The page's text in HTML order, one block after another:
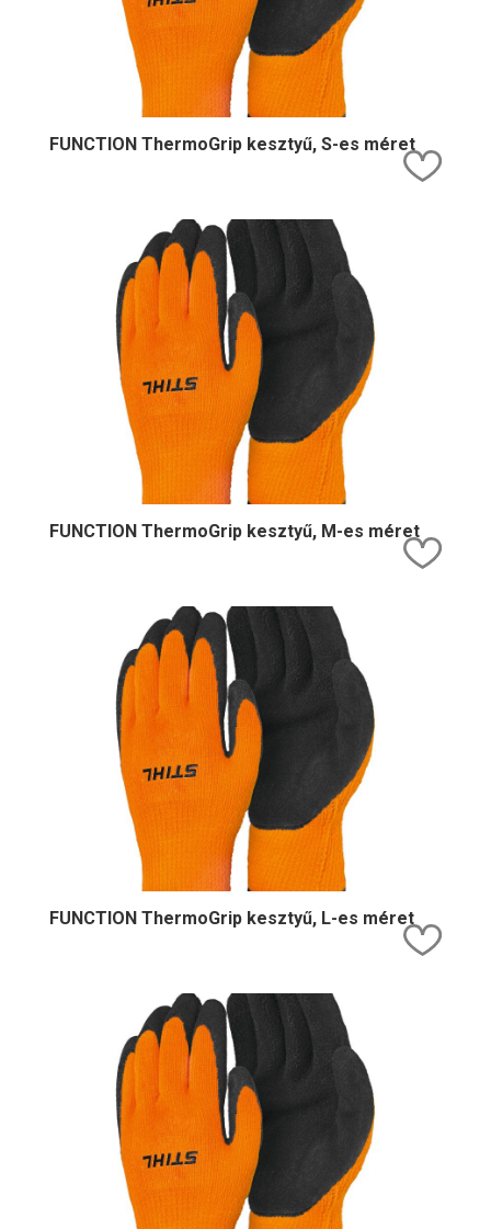
FUNCTION ThermoGrip kesztyű, S-es méret
FUNCTION ThermoGrip kesztyű, M-es méret
FUNCTION ThermoGrip kesztyű, L-es méret